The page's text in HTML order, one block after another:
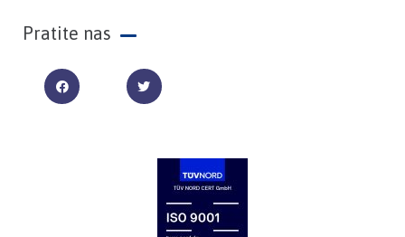
Pratite nas